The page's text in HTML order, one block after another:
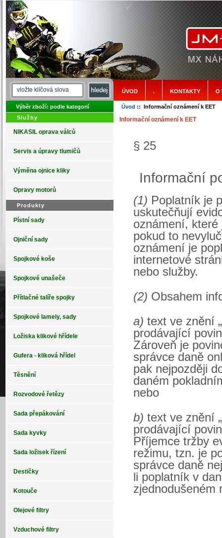
ÚVOD . KONTAKTY O
Výběr zboží: podle kategorií
Služby
NIKASIL oprava válců
Servis a úpravy tlumičů
Výměna ojnice kliky
Opravy motorů
Produkty
Pístní sady
Ojniční sady
Spojkové koše
Spojkové unašeče
Přítlačné talíře spojky
Spojkové lamely, sady
Ložiska klikové hřídele
Gufera - kliková hřídel
Těsnění
Rozvodové řetězy
Sada přepákování
Sada kyvky
Sada ložisek řízení
Destičky
Kotouče
Olejové filtry
Vzduchové filtry
Úvod :: Informační oznámení k EET
Informační oznámení k EET
§ 25
Informační
(1) Poplatník je
uskutečňují
oznámení, které
pokud to
oznámení je
internetové
nebo služby.
(2) Obsahem
a) text ve znění
prodávající
Zároveň je
správce daně
pak nejpozději
daném
nebo
b) text ve znění
prodávající
Příjemce tržby
režimu, tzn. je
správce daně
li poplatník v
zjednodušeném